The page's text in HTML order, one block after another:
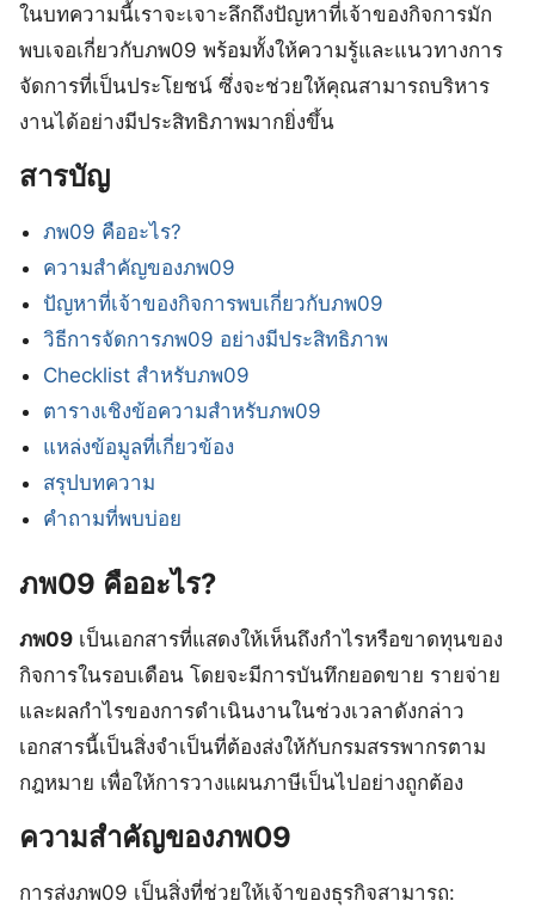
ในบทความนี้เราจะเจาะลึกถึงปัญหาที่เจ้าของกิจการมัก
พบเจอเกี่ยวกับภพ09 พร้อมทั้งให้ความรู้และแนวทางการ
จัดการที่เป็นประโยชน์ ซึ่งจะช่วยให้คุณสามารถบริหาร
งานได้อย่างมีประสิทธิภาพมากยิ่งขึ้น
สารบัญ
ภพ09 คืออะไร?
ความสำคัญของภพ09
ปัญหาที่เจ้าของกิจการพบเกี่ยวกับภพ09
วิธีการจัดการภพ09 อย่างมีประสิทธิภาพ
Checklist สำหรับภพ09
ตารางเชิงข้อความสำหรับภพ09
แหล่งข้อมูลที่เกี่ยวข้อง
สรุปบทความ
คำถามที่พบบ่อย
ภพ09 คืออะไร?
ภพ09 เป็นเอกสารที่แสดงให้เห็นถึงกำไรหรือขาดทุนของ
กิจการในรอบเดือน โดยจะมีการบันทึกยอดขาย รายจ่าย
และผลกำไรของการดำเนินงานในช่วงเวลาดังกล่าว
เอกสารนี้เป็นสิ่งจำเป็นที่ต้องส่งให้กับกรมสรรพากรตาม
กฎหมาย เพื่อให้การวางแผนภาษีเป็นไปอย่างถูกต้อง
ความสำคัญของภพ09
การส่งภพ09 เป็นสิ่งที่ช่วยให้เจ้าของธุรกิจสามารถ: